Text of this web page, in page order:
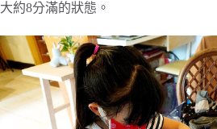
大約8分滿的狀態。